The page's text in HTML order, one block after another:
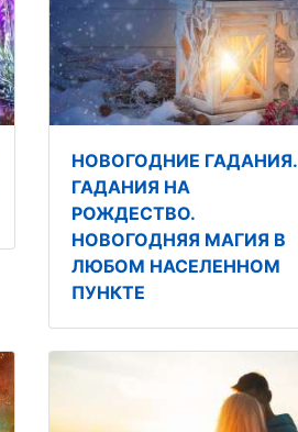
НОВОГОДНИЕ ГАДАНИЯ.
ГАДАНИЯ НА
РОЖДЕСТВО.
НОВОГОДНЯЯ МАГИЯ В
ЛЮБОМ НАСЕЛЕННОМ
ПУНКТЕ